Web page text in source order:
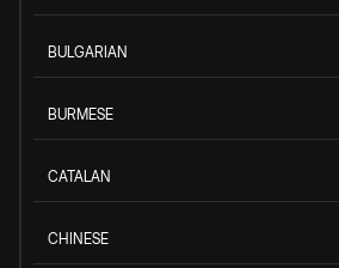
BULGARIAN
BURMESE
CATALAN
CHINESE